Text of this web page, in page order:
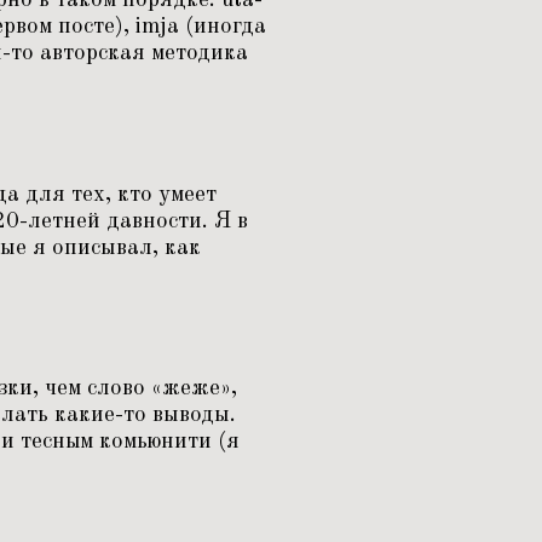
посте), imja (иногда
авторская методика
для тех, кто умеет
летней давности. Я в
я описывал, как
чем слово «жеже»,
какие-то выводы.
тесным комьюнити (я